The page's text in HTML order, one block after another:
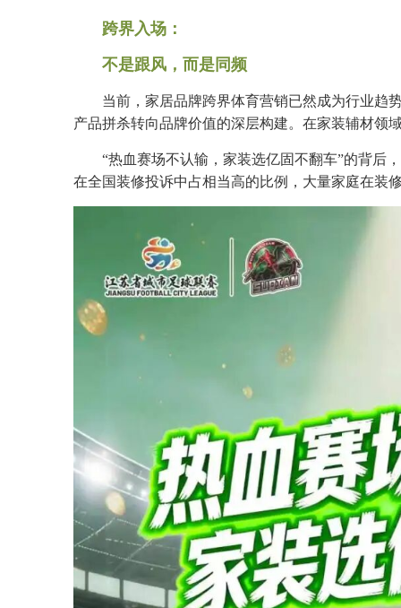
跨界入场：
不是跟风，而是同频
当前，家居品牌跨界体育营销已然成为行业趋
产品拼杀转向品牌价值的深层构建。在家装辅材领
“热血赛场不认输，家装选亿固不翻车”的背后
在全国装修投诉中占相当高的比例，大量家庭在装